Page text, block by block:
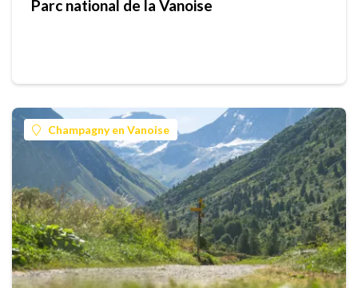
Parc national de la Vanoise
Champagny en Vanoise